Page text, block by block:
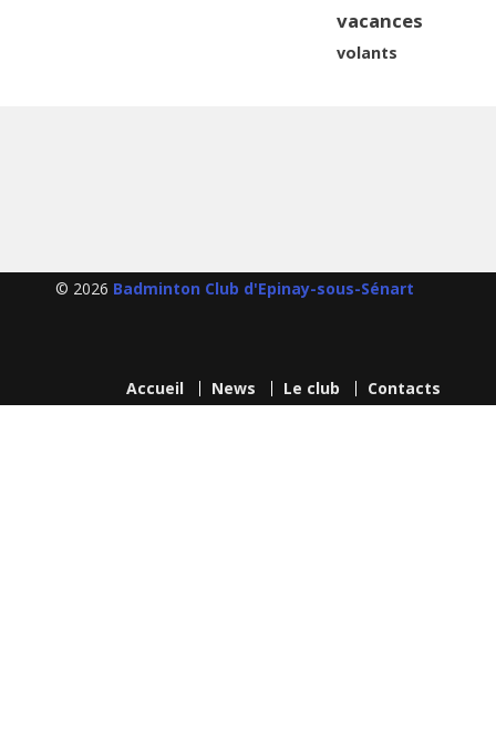
vacances
volants
© 2026 Badminton Club d'Epinay-sous-Sénart
Accueil News Le club Contacts